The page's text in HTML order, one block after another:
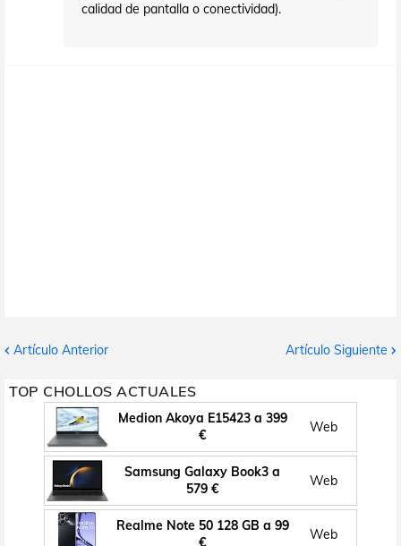
calidad de pantalla o conectividad).
Artículo Anterior Artículo Siguiente
TOP CHOLLOS ACTUALES
Medion Akoya E15423 a 399
€
Web
Samsung Galaxy Book3 a
579 €
Web
Realme Note 50 128 GB a 99
€
Web